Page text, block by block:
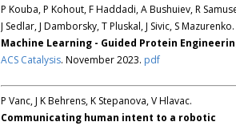
P Kouba, P Kohout, F Haddadi, A Bushuiev, R
J Sedlar, J Damborsky, T Pluskal, J Sivic, S Mazurenko.
Machine Learning - Guided Protein
ACS Catalysis. November 2023. pdf
P Vanc, J K Behrens, K Stepanova, V Hlavac.
Communicating human intent to a robotic